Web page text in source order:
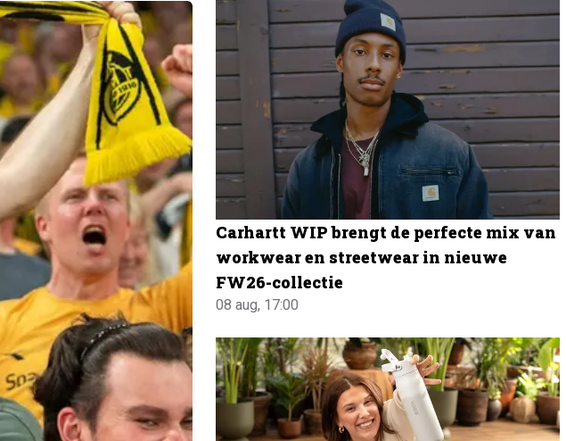
Carhartt WIP brengt de perfecte mix van
workwear en streetwear in nieuwe
FW26-collectie
08 aug, 17:00